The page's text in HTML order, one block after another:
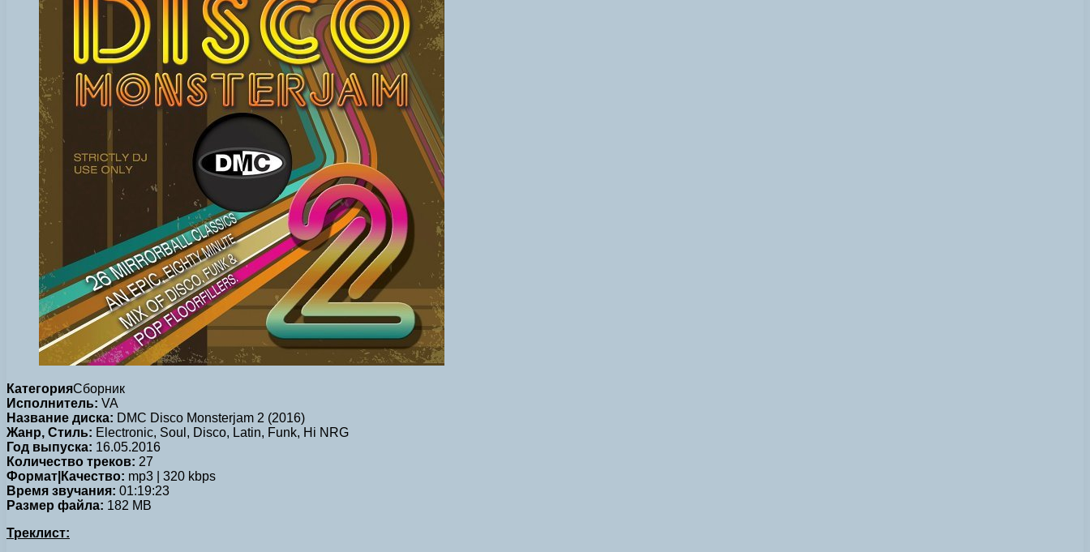
КатегорияСборник
Исполнитель: VA
Название диска: DMC Disco Monsterjam 2 (2016)
Жанр, Стиль: Electronic, Soul, Disco, Latin, Funk, Hi NRG
Год выпуска: 16.05.2016
Количество треков: 27
Формат|Качество: mp3 | 320 kbps
Время звучания: 01:19:23
Размер файла: 182 MB
Треклист: